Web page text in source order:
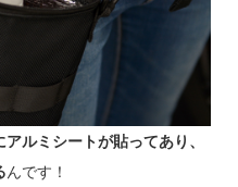
アルミシートが貼ってあり、
んです！